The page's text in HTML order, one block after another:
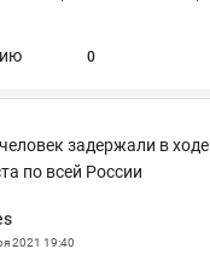
0
задержали в ходе
по всей России
2021 19:40